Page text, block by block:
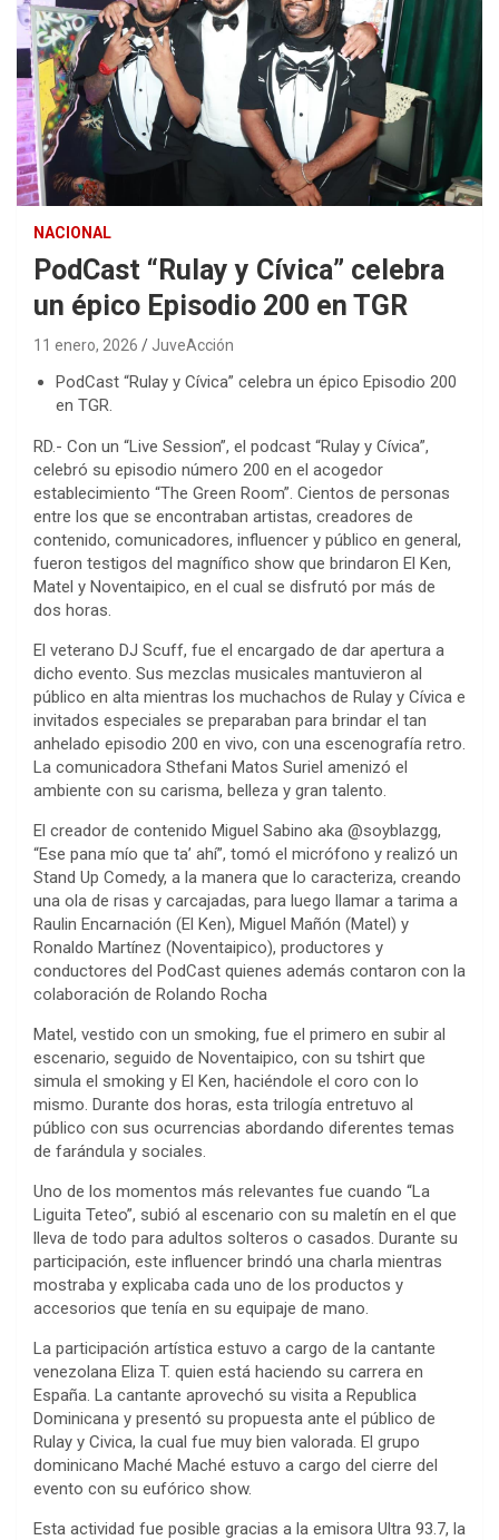
NACIONAL
PodCast “Rulay y Cívica” celebra
un épico Episodio 200 en TGR
11 enero, 2026 JuveAcción
PodCast “Rulay y Cívica” celebra un épico Episodio 200
en TGR.
RD.- Con un “Live Session”, el podcast “Rulay y Cívica”,
celebró su episodio número 200 en el acogedor
establecimiento “The Green Room”. Cientos de personas
entre los que se encontraban artistas, creadores de
contenido, comunicadores, influencer y público en general,
fueron testigos del magnífico show que brindaron El Ken,
Matel y Noventaipico, en el cual se disfrutó por más de
dos horas.
El veterano DJ Scuff, fue el encargado de dar apertura a
dicho evento. Sus mezclas musicales mantuvieron al
público en alta mientras los muchachos de Rulay y Cívica e
invitados especiales se preparaban para brindar el tan
anhelado episodio 200 en vivo, con una escenografía retro.
La comunicadora Sthefani Matos Suriel amenizó el
ambiente con su carisma, belleza y gran talento.
El creador de contenido Miguel Sabino aka @soyblazgg,
“Ese pana mío que ta’ ahí”, tomó el micrófono y realizó un
Stand Up Comedy, a la manera que lo caracteriza, creando
una ola de risas y carcajadas, para luego llamar a tarima a
Raulin Encarnación (El Ken), Miguel Mañón (Matel) y
Ronaldo Martínez (Noventaipico), productores y
conductores del PodCast quienes además contaron con la
colaboración de Rolando Rocha
Matel, vestido con un smoking, fue el primero en subir al
escenario, seguido de Noventaipico, con su tshirt que
simula el smoking y El Ken, haciéndole el coro con lo
mismo. Durante dos horas, esta trilogía entretuvo al
público con sus ocurrencias abordando diferentes temas
de farándula y sociales.
Uno de los momentos más relevantes fue cuando “La
Liguita Teteo”, subió al escenario con su maletín en el que
lleva de todo para adultos solteros o casados. Durante su
participación, este influencer brindó una charla mientras
mostraba y explicaba cada uno de los productos y
accesorios que tenía en su equipaje de mano.
La participación artística estuvo a cargo de la cantante
venezolana Eliza T. quien está haciendo su carrera en
España. La cantante aprovechó su visita a Republica
Dominicana y presentó su propuesta ante el público de
Rulay y Civica, la cual fue muy bien valorada. El grupo
dominicano Maché Maché estuvo a cargo del cierre del
evento con su eufórico show.
Esta actividad fue posible gracias a la emisora Ultra 93.7, la